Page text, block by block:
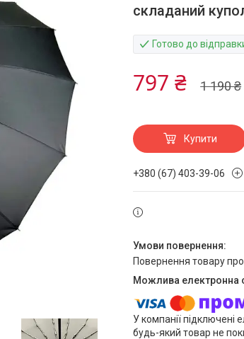
складаний
Готово до
1 190 ₴
797 ₴
Купити
+380 (67) 403-39-06
повернення товару
У компанії підключені
будь-який товар не